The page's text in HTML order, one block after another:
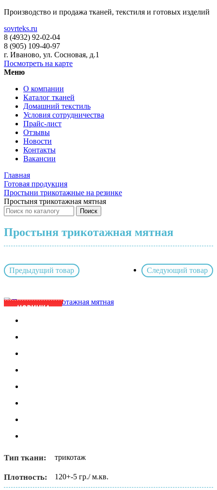
Производство и продажа тканей, текстиля и готовых изделий
sovrteks.ru
8 (4932) 92-02-04
8 (905) 109-40-97
г. Иваново, ул. Сосновая, д.1
Посмотреть на карте
Меню
О компании
Каталог тканей
Домашний текстиль
Условия сотрудничества
Прайс-лист
Отзывы
Новости
Контакты
Вакансии
Главная
Готовая продукция
Простыни трикотажные на резинке
Простыня трикотажная мятная
Поиск
Простыня трикотажная мятная
Предыдущий товар Следующий товар
Тип ткани: трикотаж
Плотность: 120+-5 гр./ м.кв.